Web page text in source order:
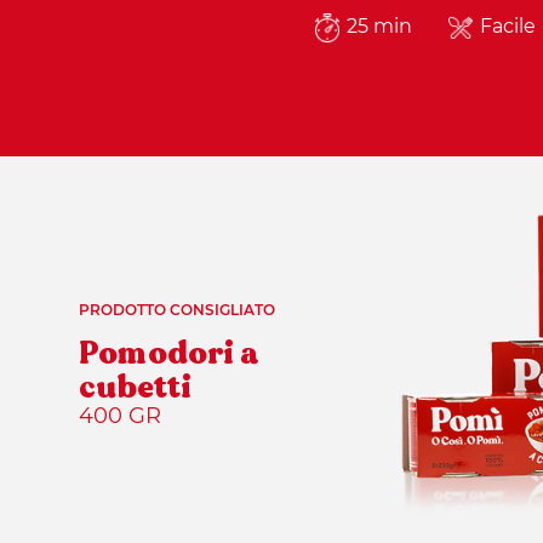
25 min Facile
PRODOTTO CONSIGLIATO
Pomodori a
cubetti
400 GR